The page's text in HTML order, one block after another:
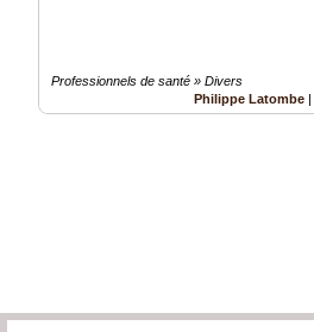
Professionnels de santé » Divers
Philippe Latombe |